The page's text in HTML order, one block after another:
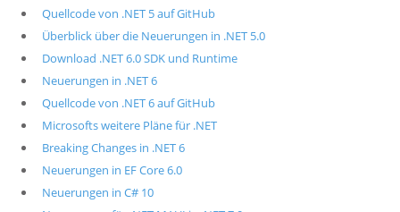
Quellcode von .NET 5 auf GitHub
Überblick über die Neuerungen in .NET 5.0
Download .NET 6.0 SDK und Runtime
Neuerungen in .NET 6
Quellcode von .NET 6 auf GitHub
Microsofts weitere Pläne für .NET
Breaking Changes in .NET 6
Neuerungen in EF Core 6.0
Neuerungen in C# 10